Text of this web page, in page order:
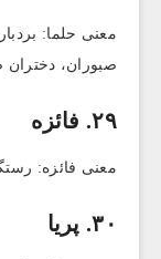
معنی حلما:
صبوران، دختران
۲۹. فائزه
معنی فائزه:
۳۰. پریا